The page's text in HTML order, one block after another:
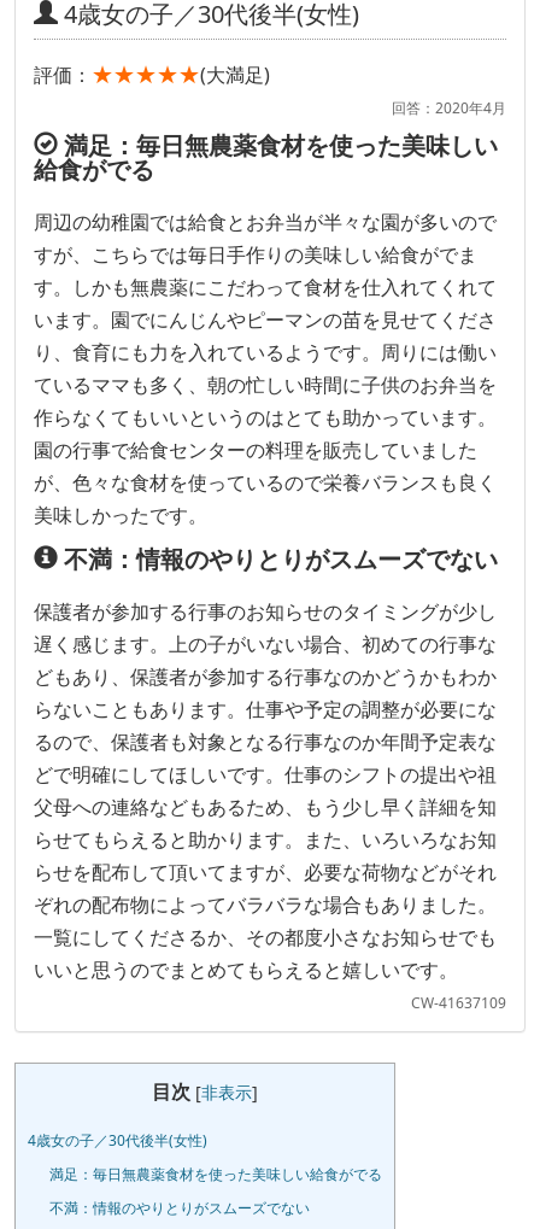
4歳女の子／30代後半(女性)
評価： ★★★★★(大満足)
回答：2020年4月
満足：毎日無農薬食材を使った美味しい
給食がでる
周辺の幼稚園では給食とお弁当が半々な園が多いので
すが、こちらでは毎日手作りの美味しい給食がでま
す。しかも無農薬にこだわって食材を仕入れてくれて
います。園でにんじんやピーマンの苗を見せてくださ
り、食育にも力を入れているようです。周りには働い
ているママも多く、朝の忙しい時間に子供のお弁当を
作らなくてもいいというのはとても助かっています。
園の行事で給食センターの料理を販売していました
が、色々な食材を使っているので栄養バランスも良く
美味しかったです。
不満：情報のやりとりがスムーズでない
保護者が参加する行事のお知らせのタイミングが少し
遅く感じます。上の子がいない場合、初めての行事な
どもあり、保護者が参加する行事なのかどうかもわか
らないこともあります。仕事や予定の調整が必要にな
るので、保護者も対象となる行事なのか年間予定表な
どで明確にしてほしいです。仕事のシフトの提出や祖
父母への連絡などもあるため、もう少し早く詳細を知
らせてもらえると助かります。また、いろいろなお知
らせを配布して頂いてますが、必要な荷物などがそれ
ぞれの配布物によってバラバラな場合もありました。
一覧にしてくださるか、その都度小さなお知らせでも
いいと思うのでまとめてもらえると嬉しいです。
CW-41637109
目次 [非表示]
4歳女の子／30代後半(女性)
満足：毎日無農薬食材を使った美味しい給食がでる
不満：情報のやりとりがスムーズでない